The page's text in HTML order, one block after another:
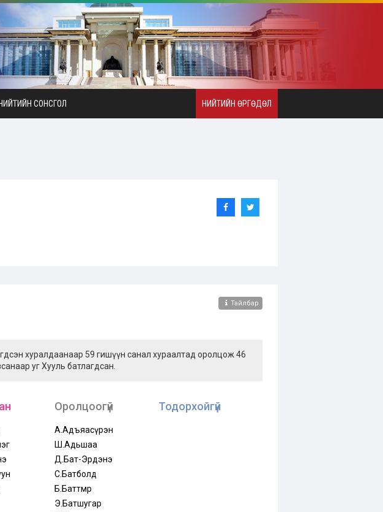
НИЙТИЙН СОНСГОЛ НИЙТИЙН ӨРГӨДӨЛ
Тайлбар
хуралдаанаар 59 гишүүн санал хураалтад оролцож 46
уг Хууль батлагдсан.
Оролцоогүй
А.Адъяасүрэн
Ш.Адьшаа
Д.Бат-Эрдэнэ
С.Батболд
Б.Баттөмөр
Э.Батшугар
Тодорхойгүй